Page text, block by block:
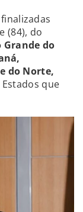
(84), do
Grande do
do Norte,
que